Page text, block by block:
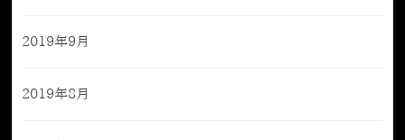
2019年9月
2019年8月